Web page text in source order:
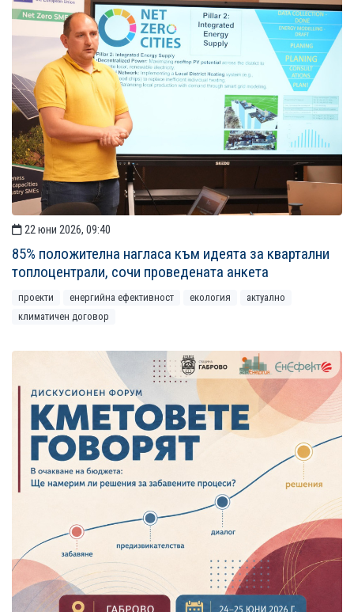
22 юни 2026, 09:40
85% положителна нагласа към идеята за квартални
топлоцентрали, сочи проведената анкета
проекти енергийна ефективност екология
актуално
климатичен договор